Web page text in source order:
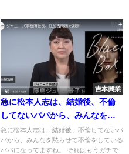
吉本興業
急に松本人志は、結婚後、不倫
してないパパから、みんなを黙
らせて不倫をしているパパにな
ってますね
急に松本人志は、結婚後、不倫してないパ
パから、みんなを黙らせて不倫をしている
パパになってますね。 それはもうガチで